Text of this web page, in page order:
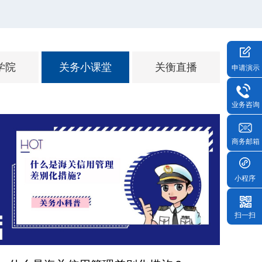
院 关务小课堂 关衡直播 申请演示
业务咨询
商务邮箱
小程序
扫一扫